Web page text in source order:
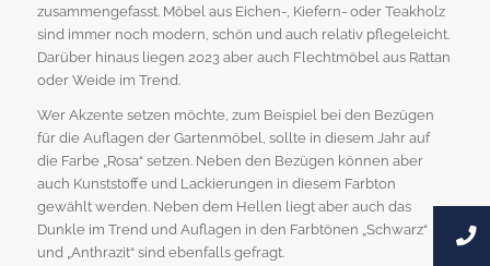
zusammengefasst. Möbel aus Eichen-, Kiefern- oder Teakholz
sind immer noch modern, schön und auch relativ pflegeleicht.
Darüber hinaus liegen 2023 aber auch Flechtmöbel aus Rattan
oder Weide im Trend.
Wer Akzente setzen möchte, zum Beispiel bei den Bezügen
für die Auflagen der Gartenmöbel, sollte in diesem Jahr auf
die Farbe „Rosa“ setzen. Neben den Bezügen können aber
auch Kunststoffe und Lackierungen in diesem Farbton
gewählt werden. Neben dem Hellen liegt aber auch das
Dunkle im Trend und Auflagen in den Farbtönen „Schwarz“
und „Anthrazit“ sind ebenfalls gefragt.